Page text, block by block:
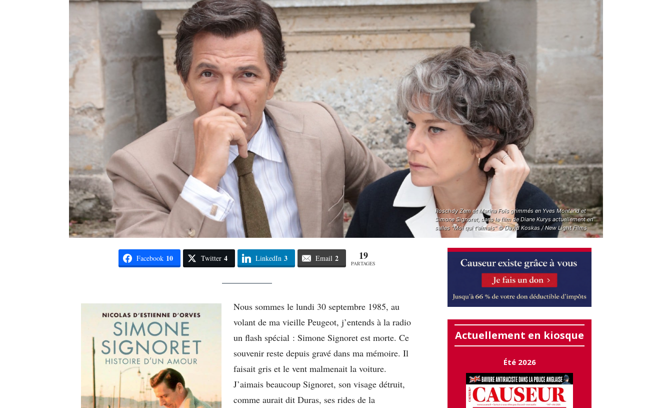
Roschdy Zem et Marina Foïs grimmés en Yves Montand et
Simone Signoret, dans le film de Diane Kurys actuellement en
salles "Moi qui t'aimais" © David Koskas / New Light Films
Facebook 10 Twitter 4 LinkedIn 3 Email 2 19
PARTAGES
Nous sommes le lundi 30 septembre 1985, au
volant de ma vieille Peugeot, j’entends à la radio
un flash spécial : Simone Signoret est morte. Ce
souvenir reste depuis gravé dans ma mémoire. Il
faisait gris et le vent malmenait la voiture.
J’aimais beaucoup Signoret, son visage détruit,
comme aurait dit Duras, ses rides de la
Actuellement en kiosque
Été 2026